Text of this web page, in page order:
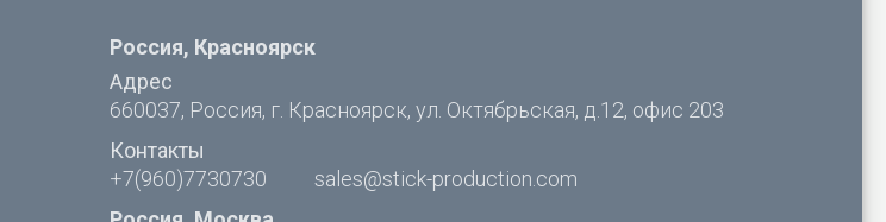
Россия, Красноярск
Адрес
660037, Россия, г. Красноярск, ул. Октябрьская, д.12, офис 203
Контакты
+7(960)7730730
sales@stick-production.com